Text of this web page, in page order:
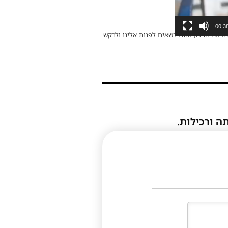
זכויות בו, אתם רשאים לפנות אלינו ולבקש
ורכילות.